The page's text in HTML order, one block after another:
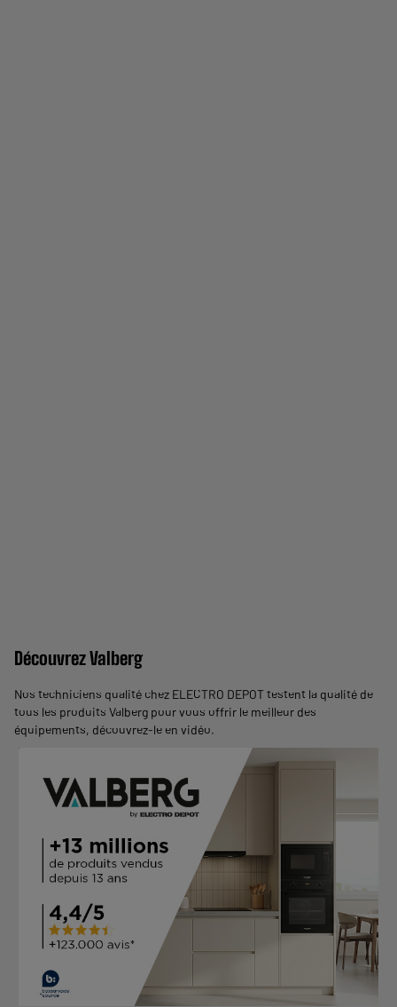
Découvrez Valberg
Nos techniciens qualité chez ELECTRO DEPOT testent la qualité de
tous les produits Valberg pour vous offrir le meilleur des
équipements, découvrez-le en vidéo.